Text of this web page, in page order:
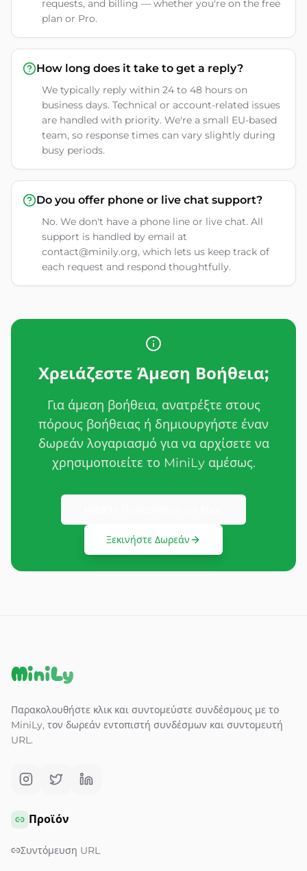
requests, and billing — whether you're on the free
plan or Pro.
How long does it take to get a reply?
We typically reply within 24 to 48 hours on
business days. Technical or account-related issues
are handled with priority. We're a small EU-based
team, so response times can vary slightly during
busy periods.
Do you offer phone or live chat support?
No. We don't have a phone line or live chat. All
support is handled by email at
contact@minily.org, which lets us keep track of
each request and respond thoughtfully.
Χρειάζεστε Άμεση Βοήθεια;
Για άμεση βοήθεια, ανατρέξτε στους
πόρους βοήθειας ή δημιουργήστε έναν
δωρεάν λογαριασμό για να αρχίσετε να
χρησιμοποιείτε το MiniLy αμέσως.
Ξεκινήστε Δωρεάν
MiniLy
Παρακολουθήστε κλικ και συντομεύστε συνδέσμους με το
MiniLy, τον δωρεάν εντοπιστή συνδέσμων και συντομευτή
URL.
Προϊόν
Συντόμευση URL